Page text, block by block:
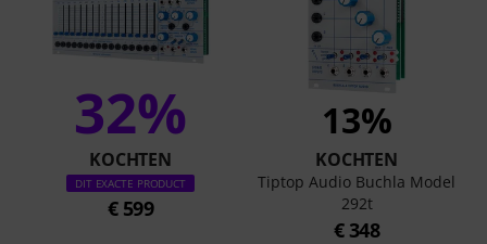
32%
KOCHTEN
DIT EXACTE PRODUCT
€ 599
13%
KOCHTEN
Tiptop Audio Buchla Model
292t
€ 348